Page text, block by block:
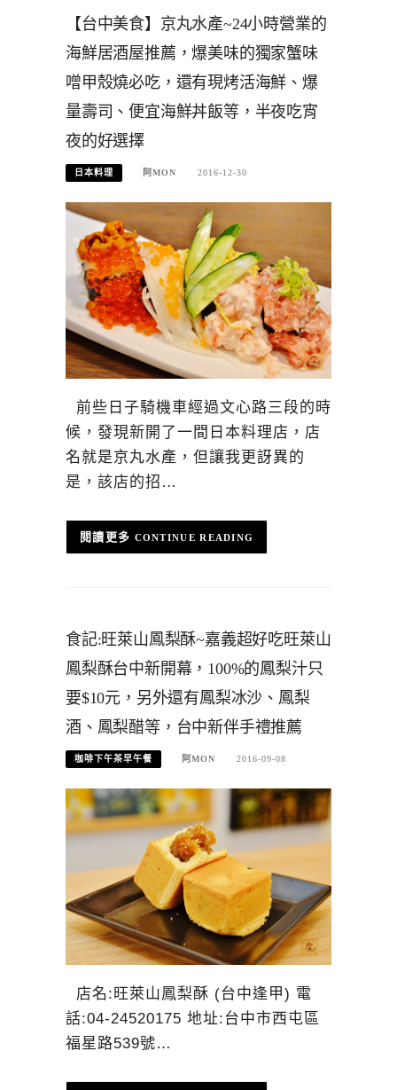
【台中美食】京丸水產~24小時營業的
海鮮居酒屋推薦，爆美味的獨家蟹味
噌甲殼燒必吃，還有現烤活海鮮、爆
量壽司、便宜海鮮丼飯等，半夜吃宵
夜的好選擇
日本料理 阿MON 2016-12-30
前些日子騎機車經過文心路三段的時
候，發現新開了一間日本料理店，店
名就是京丸水產，但讓我更訝異的
是，該店的招…
CONTINUE READING
食記:旺萊山鳳梨酥~嘉義超好吃旺萊山
鳳梨酥台中新開幕，100%的鳳梨汁只
要$10元，另外還有鳳梨冰沙、鳳梨
酒、鳳梨醋等，台中新伴手禮推薦
咖啡下午茶早午餐 阿MON 2016-09-08
店名:旺萊山鳳梨酥 (台中逢甲) 電
話:04-24520175 地址:台中市西屯區
福星路539號…